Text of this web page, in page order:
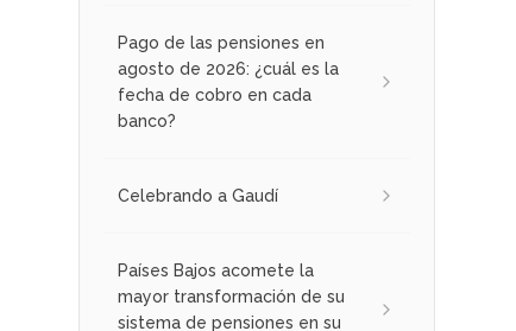
Pago de las pensiones en
agosto de 2026: ¿cuál es la
fecha de cobro en cada
banco?
Celebrando a Gaudí
Países Bajos acomete la
mayor transformación de su
sistema de pensiones en su